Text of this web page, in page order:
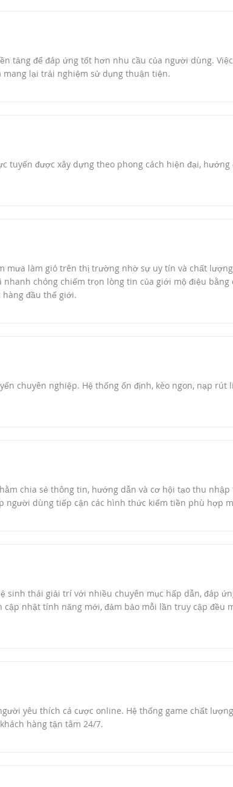
tảng để đáp ứng tốt hơn nhu cầu của người dùng.
lại trải nghiệm sử dụng thuận tiện.
tuyến được xây dựng theo phong cách hiện đại,
mưa làm gió trên thị trường nhờ sự uy tín và chất
nhanh chóng chiếm trọn lòng tin của giới mộ điệu
đầu thế giới.
chuyên nghiệp. Hệ thống ổn định, kèo ngon, nạp rút
chia sẻ thông tin, hướng dẫn và cơ hội tạo thu
người dùng tiếp cận các hình thức kiếm tiền phù hợp
sinh thái giải trí với nhiều chuyên mục hấp dẫn, đáp
nhật tính năng mới, đảm bảo mỗi lần truy cập đều
yêu thích cá cược online. Hệ thống game chất
hàng tận tâm 24/7.